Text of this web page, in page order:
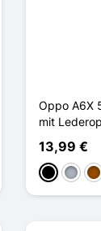
Oppo A6X
mit
13,99 €
Schwarz
Grau